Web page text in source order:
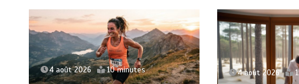
4 août 2026 10 minutes 4 août 2026